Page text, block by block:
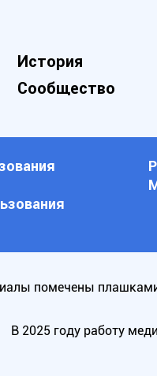
История
Сообщество
помечены
В 2025 году работу